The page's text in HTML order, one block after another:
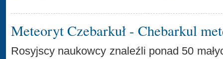
Meteoryt Czebarkuł - Chebarkul
Rosyjscy naukowcy znaleźli ponad 50